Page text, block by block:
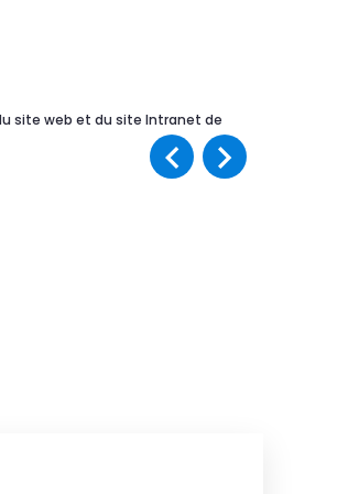
site web et du site Intranet de